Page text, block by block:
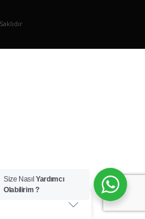
Size NasılYardımcı
Olabilirim ?